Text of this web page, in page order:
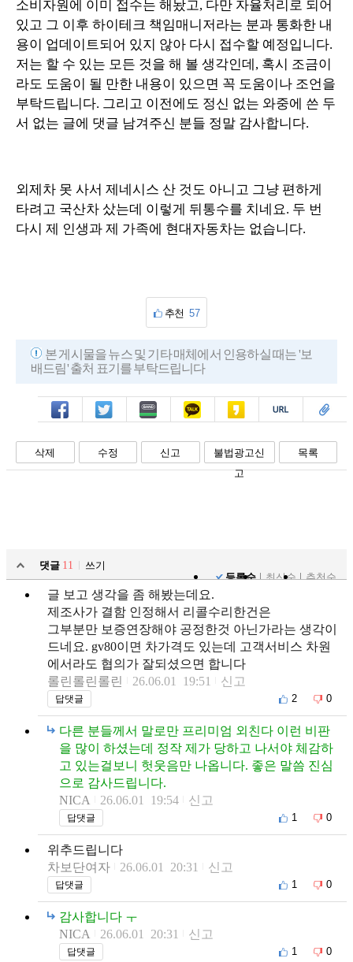
소비자원에 이미 접수는 해놨고, 다만 자율처리로 되어
있고 그 이후 하이테크 책임매니저라는 분과 통화한 내
용이 업데이트되어 있지 않아 다시 접수할 예정입니다.
저는 할 수 있는 모든 것을 해 볼 생각인데, 혹시 조금이
라도 도움이 될 만한 내용이 있으면 꼭 도움이나 조언을
부탁드립니다. 그리고 이전에도 정신 없는 와중에 쓴 두
서 없는 글에 댓글 남겨주신 분들 정말 감사합니다.
외제차 못 사서 제네시스 산 것도 아니고 그냥 편하게
타려고 국산차 샀는데 이렇게 뒤통수를 치네요. 두 번
다시 제 인생과 제 가족에 현대자동차는 없습니다.
추천 57
본 게시물을 뉴스 및 기타 매체에서 인용하실 때는 '보
배드림' 출처 표기를 부탁드립니다
페북 트윗 밴드 카톡 카스 복사 스크랩
삭제 수정 신고
불법광고신
고
목록
댓글 11
쓰기
등록순
최신순 추천순
글 보고 생각을 좀 해봤는데요.
제조사가 결함 인정해서 리콜수리한건은
그부분만 보증연장해야 공정한것 아닌가라는 생각이
드네요. gv80이면 차가격도 있는데 고객서비스 차원
에서라도 협의가 잘되셨으면 합니다
롤린롤린롤린
26.06.01 19:51 신고
답댓글 2 0
다른 분들께서 말로만 프리미엄 외친다 이런 비판
을 많이 하셨는데 정작 제가 당하고 나서야 체감하
고 있는걸보니 헛웃음만 나옵니다. 좋은 말씀 진심
으로 감사드립니다.
NICA
26.06.01 19:54 신고
답댓글 1 0
위추드립니다
차보단여자
26.06.01 20:31 신고
답댓글 1 0
감사합니다 ㅜ
NICA
26.06.01 20:31 신고
답댓글 1 0